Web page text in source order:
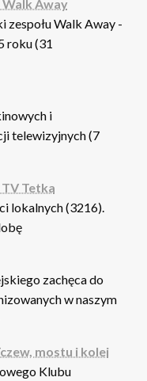
Walk Away
zespołu Walk Away -
roku (31
i
telewizyjnych (7
Tetka
lokalnych (3216).
zachęca do
w naszym
mostu i kolei
Klubu